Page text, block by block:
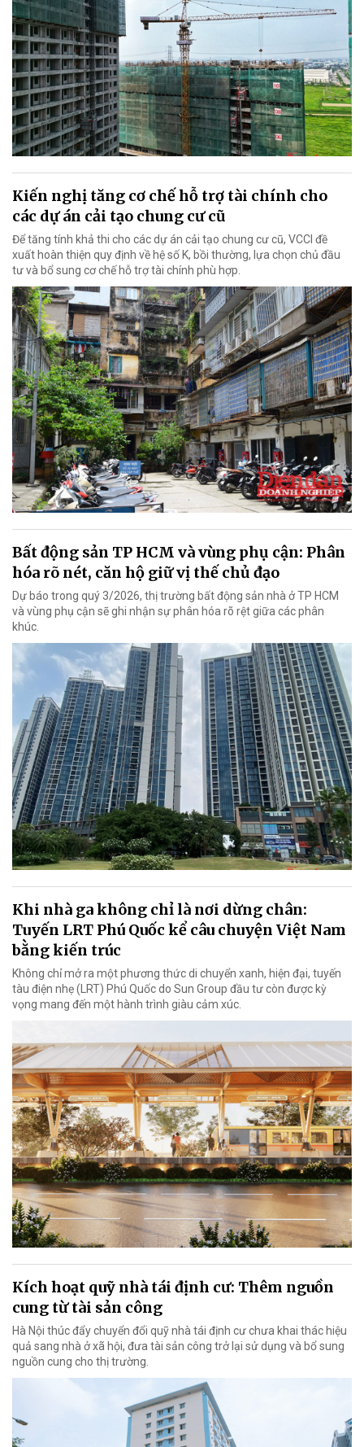
Kiến nghị tăng cơ chế hỗ trợ tài chính cho
các dự án cải tạo chung cư cũ
Để tăng tính khả thi cho các dự án cải tạo chung cư cũ, VCCI đề
xuất hoàn thiện quy định về hệ số K, bồi thường, lựa chọn chủ đầu
tư và bổ sung cơ chế hỗ trợ tài chính phù hợp.
Bất động sản TP HCM và vùng phụ cận: Phân
hóa rõ nét, căn hộ giữ vị thế chủ đạo
Dự báo trong quý 3/2026, thị trường bất động sản nhà ở TP HCM
và vùng phụ cận sẽ ghi nhận sự phân hóa rõ rệt giữa các phân
khúc.
Khi nhà ga không chỉ là nơi dừng chân:
Tuyến LRT Phú Quốc kể câu chuyện Việt Nam
bằng kiến trúc
Không chỉ mở ra một phương thức di chuyển xanh, hiện đại, tuyến
tàu điện nhẹ (LRT) Phú Quốc do Sun Group đầu tư còn được kỳ
vọng mang đến một hành trình giàu cảm xúc.
Kích hoạt quỹ nhà tái định cư: Thêm nguồn
cung từ tài sản công
Hà Nội thúc đẩy chuyển đổi quỹ nhà tái định cư chưa khai thác hiệu
quả sang nhà ở xã hội, đưa tài sản công trở lại sử dụng và bổ sung
nguồn cung cho thị trường.